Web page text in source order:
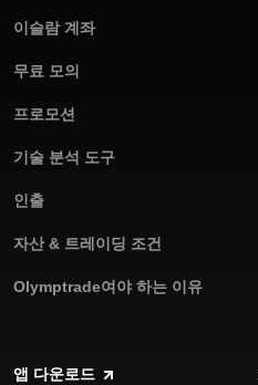
이슬람 계좌
무료 모의
프로모션
기술 분석 도구
인출
자산 & 트레이딩 조건
Olymptrade여야 하는 이유
앱 다운로드